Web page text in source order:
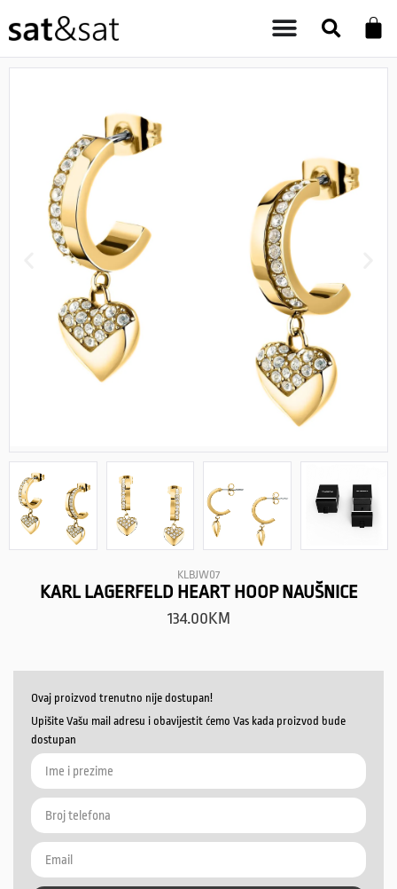
KLBJW07
KARL LAGERFELD HEART HOOP NAUŠNICE
134.00KM
Ovaj proizvod trenutno nije dostupan!
Upišite Vašu mail adresu i obavijestit ćemo Vas kada proizvod bude
dostupan